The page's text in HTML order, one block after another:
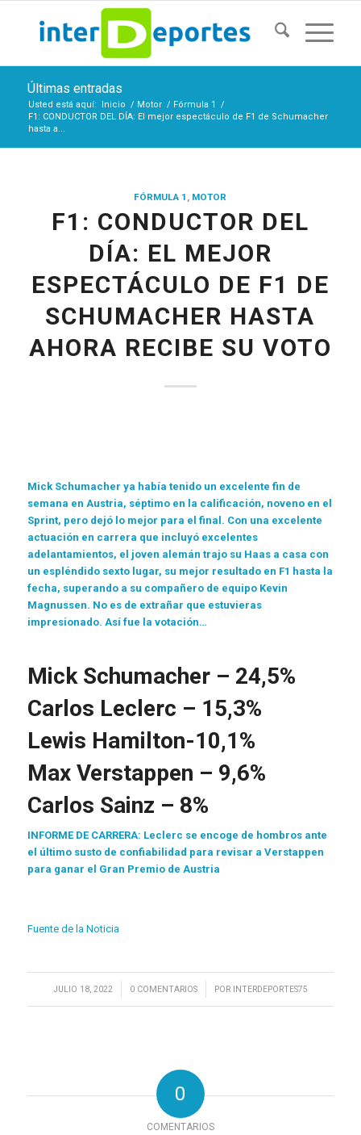
Últimas entradas
Usted está aquí: Inicio / Motor / Fórmula 1
/
F1: CONDUCTOR DEL DÍA: El mejor espectáculo de F1 de Schumacher
hasta a...
FÓRMULA 1 , MOTOR
F1: CONDUCTOR DEL
DÍA: EL MEJOR
ESPECTÁCULO DE F1 DE
SCHUMACHER HASTA
AHORA RECIBE SU VOTO
Mick Schumacher ya había tenido un excelente fin de
semana en Austria, séptimo en la calificación, noveno en el
Sprint, pero dejó lo mejor para el final. Con una excelente
actuación en carrera que incluyó excelentes
adelantamientos, el joven alemán trajo su Haas a casa con
un espléndido sexto lugar, su mejor resultado en F1 hasta la
fecha, superando a su compañero de equipo Kevin
Magnussen. No es de extrañar que estuvieras
impresionado. Así fue la votación…
Mick Schumacher – 24,5%
Carlos Leclerc – 15,3%
Lewis Hamilton-10,1%
Max Verstappen – 9,6%
Carlos Sainz – 8%
INFORME DE CARRERA: Leclerc se encoge de hombros ante
el último susto de confiabilidad para revisar a Verstappen
para ganar el Gran Premio de Austria
Fuente de la Noticia
JULIO 18, 2022
/ 0 COMENTARIOS
/ POR INTERDEPORTES75
0
COMENTARIOS